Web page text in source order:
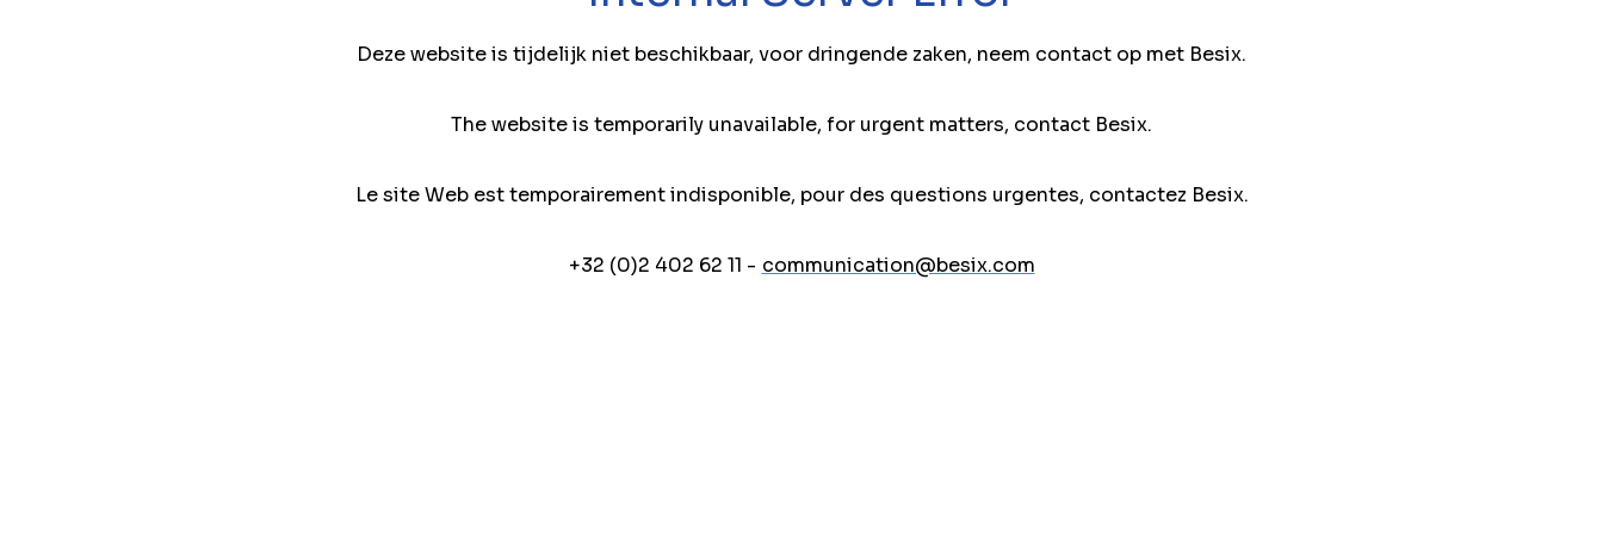
Deze website is tijdelijk niet beschikbaar, voor dringende zaken, neem contact op met Besix.
The website is temporarily unavailable, for urgent matters, contact Besix.
Le site Web est temporairement indisponible, pour des questions urgentes, contactez Besix.
+32 (0)2 402 62 11 - communication@besix.com